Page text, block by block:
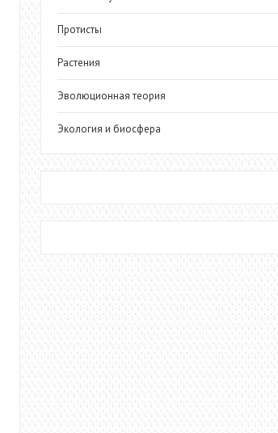
Протисты
Растения
Эволюционная теория
Экология и биосфера